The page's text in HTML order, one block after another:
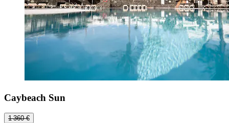
Caybeach Sun
1 360 €